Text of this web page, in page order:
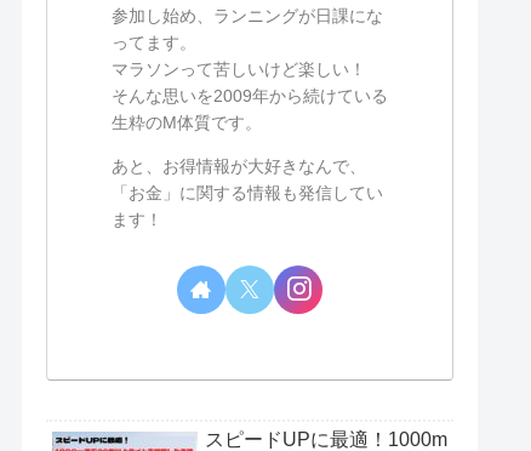
参加し始め、ランニングが日課にな
ってます。
マラソンって苦しいけど楽しい！
そんな思いを2009年から続けている
生粋のM体質です。
あと、お得情報が大好きなんで、
「お金」に関する情報も発信してい
ます！
スピードUPに最適！1000m